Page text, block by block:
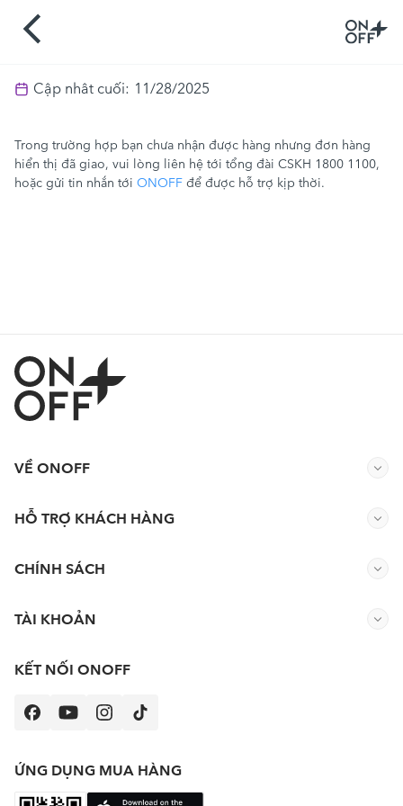
Cập nhât cuối: 11/28/2025
Trong trường hợp bạn chưa nhận được hàng nhưng đơn hàng
hiển thị đã giao, vui lòng liên hệ tới tổng đài CSKH 1800 1100,
hoặc gửi tin nhắn tới ONOFF để được hỗ trợ kịp thời.
HỖ TRỢ KHÁCH HÀNG
TÀI KHOẢN
CHÍNH SÁCH
VỀ ONOFF
KẾT NỐI ONOFF
ỨNG DỤNG MUA HÀNG